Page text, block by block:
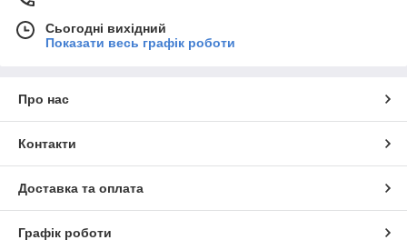
Сьогодні вихідний
Показати весь графік роботи
Про нас
Контакти
Доставка та оплата
Графік роботи